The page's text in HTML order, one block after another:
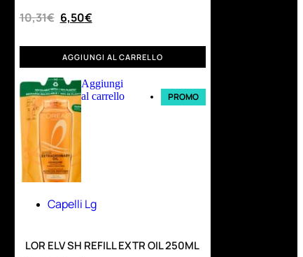
10,31€ 6,50€
AGGIUNGI AL CARRELLO
Aggiungi
al carrello
PROMO
Capelli Lg
LOR ELV SH REFILL EXTR OIL 250ML